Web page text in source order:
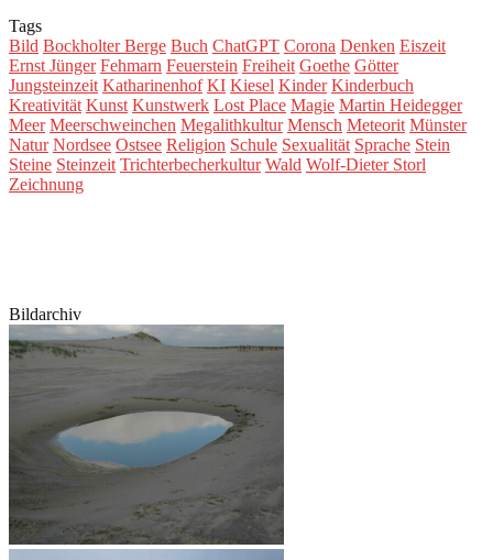
Tags
Bild Bockholter Berge Buch ChatGPT Corona Denken Eiszeit
Ernst Jünger Fehmarn Feuerstein Freiheit Goethe Götter
Jungsteinzeit Katharinenhof KI Kiesel Kinder Kinderbuch
Kreativität Kunst Kunstwerk Lost Place Magie Martin Heidegger
Meer Meerschweinchen Megalithkultur Mensch Meteorit Münster
Natur Nordsee Ostsee Religion Schule Sexualität Sprache Stein
Steine Steinzeit Trichterbecherkultur Wald Wolf-Dieter Storl
Zeichnung
Bildarchiv